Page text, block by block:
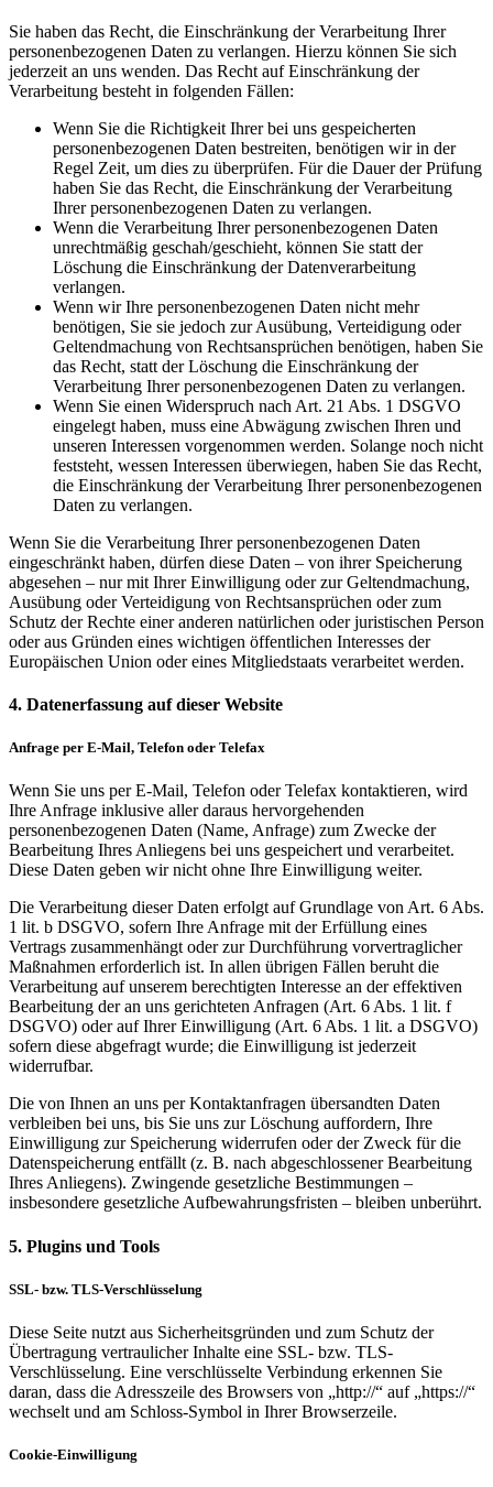
Sie haben das Recht, die Einschränkung der Verarbeitung Ihrer
personenbezogenen Daten zu verlangen. Hierzu können Sie sich
jederzeit an uns wenden. Das Recht auf Einschränkung der
Verarbeitung besteht in folgenden Fällen:
Wenn Sie die Richtigkeit Ihrer bei uns gespeicherten
personenbezogenen Daten bestreiten, benötigen wir in der
Regel Zeit, um dies zu überprüfen. Für die Dauer der Prüfung
haben Sie das Recht, die Einschränkung der Verarbeitung
Ihrer personenbezogenen Daten zu verlangen.
Wenn die Verarbeitung Ihrer personenbezogenen Daten
unrechtmäßig geschah/geschieht, können Sie statt der
Löschung die Einschränkung der Datenverarbeitung
verlangen.
Wenn wir Ihre personenbezogenen Daten nicht mehr
benötigen, Sie sie jedoch zur Ausübung, Verteidigung oder
Geltendmachung von Rechtsansprüchen benötigen, haben Sie
das Recht, statt der Löschung die Einschränkung der
Verarbeitung Ihrer personenbezogenen Daten zu verlangen.
Wenn Sie einen Widerspruch nach Art. 21 Abs. 1 DSGVO
eingelegt haben, muss eine Abwägung zwischen Ihren und
unseren Interessen vorgenommen werden. Solange noch nicht
feststeht, wessen Interessen überwiegen, haben Sie das Recht,
die Einschränkung der Verarbeitung Ihrer personenbezogenen
Daten zu verlangen.
Wenn Sie die Verarbeitung Ihrer personenbezogenen Daten
eingeschränkt haben, dürfen diese Daten – von ihrer Speicherung
abgesehen – nur mit Ihrer Einwilligung oder zur Geltendmachung,
Ausübung oder Verteidigung von Rechtsansprüchen oder zum
Schutz der Rechte einer anderen natürlichen oder juristischen Person
oder aus Gründen eines wichtigen öffentlichen Interesses der
Europäischen Union oder eines Mitgliedstaats verarbeitet werden.
4. Datenerfassung auf dieser Website
Anfrage per E-Mail, Telefon oder Telefax
Wenn Sie uns per E-Mail, Telefon oder Telefax kontaktieren, wird
Ihre Anfrage inklusive aller daraus hervorgehenden
personenbezogenen Daten (Name, Anfrage) zum Zwecke der
Bearbeitung Ihres Anliegens bei uns gespeichert und verarbeitet.
Diese Daten geben wir nicht ohne Ihre Einwilligung weiter.
Die Verarbeitung dieser Daten erfolgt auf Grundlage von Art. 6 Abs.
1 lit. b DSGVO, sofern Ihre Anfrage mit der Erfüllung eines
Vertrags zusammenhängt oder zur Durchführung vorvertraglicher
Maßnahmen erforderlich ist. In allen übrigen Fällen beruht die
Verarbeitung auf unserem berechtigten Interesse an der effektiven
Bearbeitung der an uns gerichteten Anfragen (Art. 6 Abs. 1 lit. f
DSGVO) oder auf Ihrer Einwilligung (Art. 6 Abs. 1 lit. a DSGVO)
sofern diese abgefragt wurde; die Einwilligung ist jederzeit
widerrufbar.
Die von Ihnen an uns per Kontaktanfragen übersandten Daten
verbleiben bei uns, bis Sie uns zur Löschung auffordern, Ihre
Einwilligung zur Speicherung widerrufen oder der Zweck für die
Datenspeicherung entfällt (z. B. nach abgeschlossener Bearbeitung
Ihres Anliegens). Zwingende gesetzliche Bestimmungen –
insbesondere gesetzliche Aufbewahrungsfristen – bleiben unberührt.
5. Plugins und Tools
SSL- bzw. TLS-Verschlüsselung
Diese Seite nutzt aus Sicherheitsgründen und zum Schutz der
Übertragung vertraulicher Inhalte eine SSL- bzw. TLS-
Verschlüsselung. Eine verschlüsselte Verbindung erkennen Sie
daran, dass die Adresszeile des Browsers von „http://“ auf „https://“
wechselt und am Schloss-Symbol in Ihrer Browserzeile.
Cookie-Einwilligung